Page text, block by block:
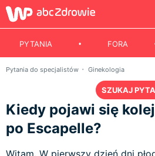
PYTANIA FORA
Pytania do specjalistów Ginekologia
SZUKAJ
Kiedy pojawi się
po Escapelle?
Witam. W pierwszy dzień dni